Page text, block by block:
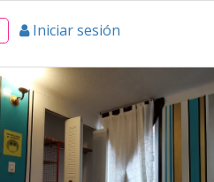
Iniciar sesión